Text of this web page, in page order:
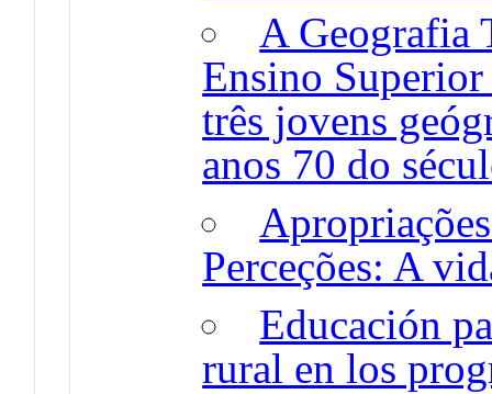
A Geografia
Ensino
três jovens
anos 70 do
Perceções: A
Educación
rural en los